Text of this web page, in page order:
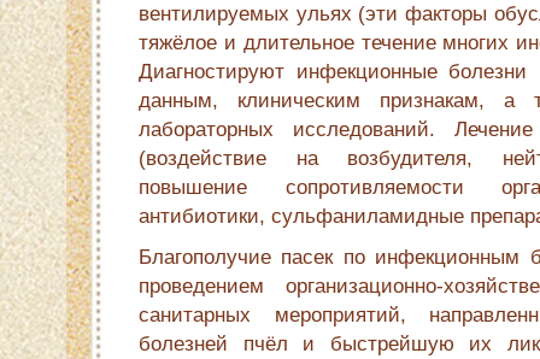
вентилируемых ульях (эти факторы
тяжёлое и длительное течение многих
Диагностируют инфекционные болезни
данным, клиническим признакам, а
лабораторных исследований.
(воздействие на возбудителя,
повышение сопротивляемости
антибиотики, сульфаниламидные
Благополучие пасек по инфекционным
проведением организационно-
санитарных мероприятий,
болезней пчёл и быстрейшую их